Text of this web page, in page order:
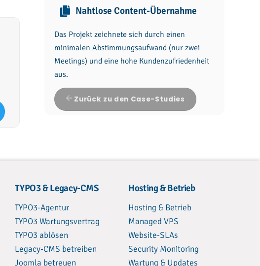
Nahtlose Content-Übernahme
Das Projekt zeichnete sich durch einen
minimalen Abstimmungsaufwand (nur zwei
Meetings) und eine hohe Kundenzufriedenheit
aus.
Zurück zu den Case-Studies
TYPO3 & Legacy-CMS
TYPO3-Agentur
TYPO3 Wartungsvertrag
TYPO3 ablösen
Legacy-CMS betreiben
Joomla betreuen
Hosting & Betrieb
Hosting & Betrieb
Managed VPS
Website-SLAs
Security Monitoring
Wartung & Updates